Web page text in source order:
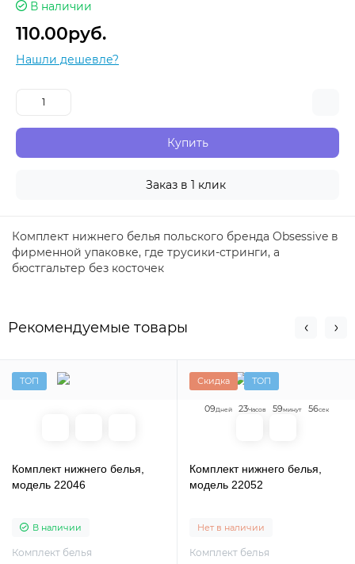
В наличии
110.00руб.
Нашли дешевле?
Купить
Заказ в 1 клик
Комплект нижнего белья польского бренда Obsessive в
фирменной упаковке, где трусики-стринги, а
бюстгальтер без косточек
Рекомендуемые товары
ТОП
Комплект нижнего белья,
модель 22046
В наличии
Комплект белья
Скидка ТОП
09 Дней 23Часов 59минут 55сек
Комплект нижнего белья,
модель 22052
Нет в наличии
Комплект белья